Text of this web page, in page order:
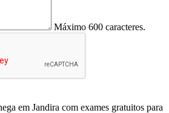
Máximo 600 caracteres.
em Jandira com exames gratuitos para